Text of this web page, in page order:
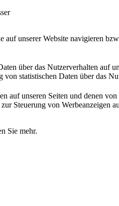
auf unserer Website navigieren
über das Nutzerverhalten auf
von statistischen Daten über das
auf unseren Seiten und denen
Steuerung von Werbeanzeigen
Sie mehr.